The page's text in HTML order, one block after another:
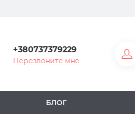
+380737379229
Перезвоните мне
БЛОГ